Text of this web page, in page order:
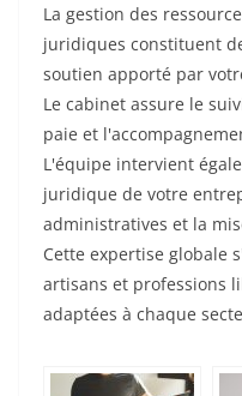
La gestion des
juridiques constituent
soutien apporté par
Le cabinet assure le
paie et
L'équipe intervient
juridique de votre
administratives et la
Cette expertise globale
artisans et professions
adaptées à chaque